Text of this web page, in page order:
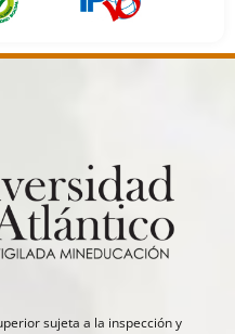
sujeta a la inspección y